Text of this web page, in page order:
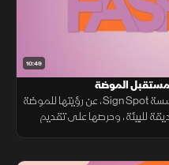
10:49
الموضة
تتحدث مصممة الأزياء ندى محمد، مؤسسة Sign Spot، عن رؤيتها للموضة
للبيئة، وحرصها على تقديم